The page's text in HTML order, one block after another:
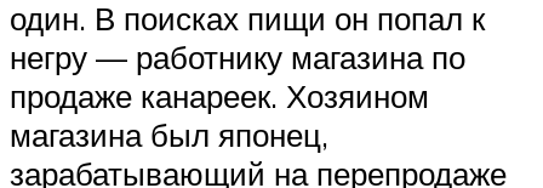
один. В поисках пищи он попал к
негру — работнику магазина по
продаже канареек. Хозяином
магазина был японец,
зарабатывающий на перепродаже